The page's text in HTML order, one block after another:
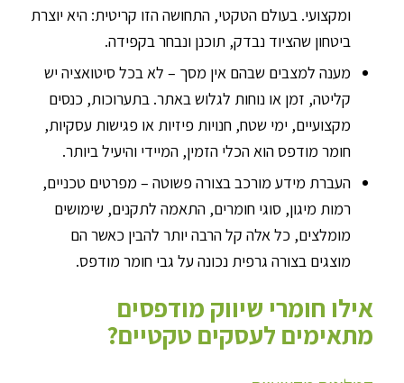
ומקצועי. בעולם הטקטי, התחושה הזו קריטית: היא יוצרת
ביטחון שהציוד נבדק, תוכנן ונבחר בקפידה.
מענה למצבים שבהם אין מסך – לא בכל סיטואציה יש
קליטה, זמן או נוחות לגלוש באתר. בתערוכות, כנסים
מקצועיים, ימי שטח, חנויות פיזיות או פגישות עסקיות,
חומר מודפס הוא הכלי הזמין, המיידי והיעיל ביותר.
העברת מידע מורכב בצורה פשוטה – מפרטים טכניים,
רמות מיגון, סוגי חומרים, התאמה לתקנים, שימושים
מומלצים, כל אלה קל הרבה יותר להבין כאשר הם
מוצגים בצורה גרפית נכונה על גבי חומר מודפס.
אילו חומרי שיווק מודפסים
מתאימים לעסקים טקטיים?